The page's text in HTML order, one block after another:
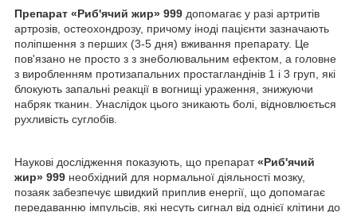
Препарат «Риб'ячий жир» 999 допомагає у разі артритів
артрозів, остеохондрозу, причому іноді пацієнти зазначають
поліпшення з перших (3-5 дня) вживання препарату. Це
пов'язано не просто з з знеболювальним ефектом, а головне
з виробленням протизапальних простагландінів 1 і 3 груп, які
блокують запальні реакції в вогнищі ураження, знижуючи
набряк тканин. Унаслідок цього зникають болі, відновлюється
рухливість суглобів.
Наукові дослідження показують, що препарат«Риб'ячий
жир» 999 необхідний для нормальної діяльності мозку,
позаяк забезпечує швидкий приплив енергії, що допомагає
передаванню імпульсів, які несуть сигнал від однієї клітини до